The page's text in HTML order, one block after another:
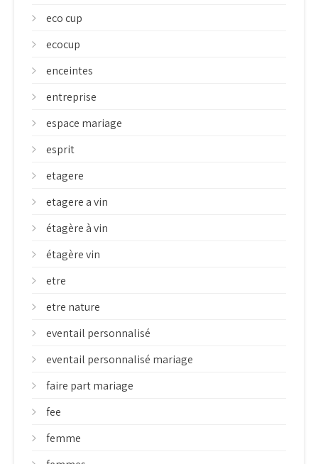
eco cup
ecocup
enceintes
entreprise
espace mariage
esprit
etagere
etagere a vin
étagère à vin
étagère vin
etre
etre nature
eventail personnalisé
eventail personnalisé mariage
faire part mariage
fee
femme